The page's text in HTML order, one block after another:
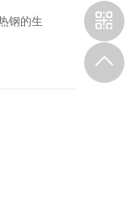
钢的生